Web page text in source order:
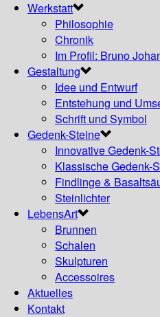
Werkstatt
Philosophie
Chronik
Im Profil: Bruno
Gestaltung
Idee und Entwurf
Entstehung und
Schrift und Symbol
Gedenk-Steine
Innovative Gedenk-
Klassische Gedenk-
Findlinge &
Steinlichter
LebensArt
Brunnen
Schalen
Skulpturen
Accessoires
Aktuelles
Kontakt